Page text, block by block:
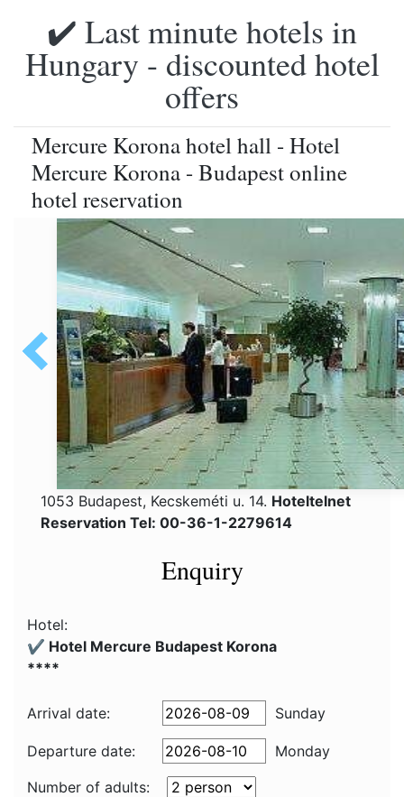
✔️ Last minute hotels in
Hungary - discounted hotel
offers
Mercure Korona hotel hall - Hotel
Mercure Korona - Budapest online
hotel reservation
1053 Budapest, Kecskeméti u. 14. Hoteltelnet
Reservation Tel: 00-36-1-2279614
Enquiry
Hotel:
✔️ Hotel Mercure Budapest Korona
****
Arrival date: Sunday
Departure date:
Monday
Number of adults: